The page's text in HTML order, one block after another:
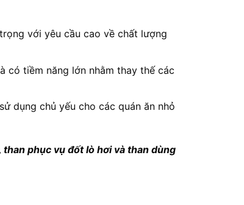
với yêu cầu cao về chất lượng
có tiềm năng lớn nhằm thay thế các
dụng chủ yếu cho các quán ăn nhỏ
phục vụ đốt lò hơi và than dùng